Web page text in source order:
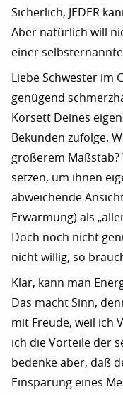
Sicherlich, JEDER
Aber natürlich will
einer
Liebe Schwester im
genügend
Korsett Deines
Bekunden zufolge.
größerem
setzen, um ihnen
abweichende
Erwärmung) als
Doch noch nicht
nicht willig, so
Klar, kann man
Das macht Sinn,
mit Freude, weil ich
ich die Vorteile der
bedenke aber, daß
Einsparung eines